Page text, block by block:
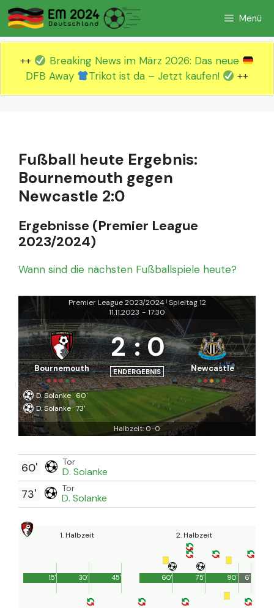
Zum
Inhalt
springen
Menü
++
Breaking News im März 2026: Das neue
DFB Away
Trikot ist da – Jetzt kaufen! ++
Fußball heute Ergebnis:
Bournemouth gegen
Newcastle 2:0
Ergebnisse (Premier League
2023/2024)
Wann sind die nächsten Fußballspiele heute?
Premier League 2023/2024 | Spieltag 12
11.11.2023 - 17:30
Bournemouth
2 :0
ENDERGEBNIS Newcastle
D. Solanke 60'
D. Solanke 73'
Halbzeit: 0-0
Tor
D. Solanke
60'
Tor
D. Solanke
73'
1. Halbzeit
45'
15' 30'
2. Halbzeit
90'
60' 75' 6'